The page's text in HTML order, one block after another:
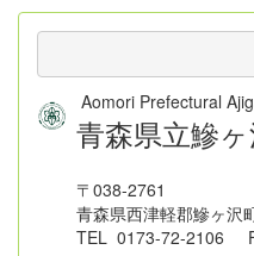
Aomori Prefectural
青森県立鰺
〒038-2761
青森県西津軽郡鰺ヶ沢
TEL 0173-72-2106